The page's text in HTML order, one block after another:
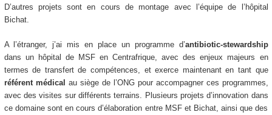
D’autres projets sont en cours de montage avec l’équipe de l’hôpital
Bichat.
A l’étranger, j’ai mis en place un programme d’antibiotic-stewardship
dans un hôpital de MSF en Centrafrique, avec des enjeux majeurs en
termes de transfert de compétences, et exerce maintenant en tant que
référent médical au siège de l’ONG pour accompagner ces programmes,
avec des visites sur différents terrains. Plusieurs projets d’innovation dans
ce domaine sont en cours d’élaboration entre MSF et Bichat, ainsi que des